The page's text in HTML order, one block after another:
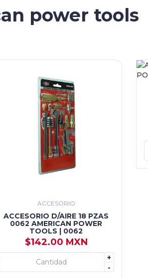
power tools
ACCESORIO
ACCESORIO D/AIRE 18 PZAS
0062 AMERICAN POWER
TOOLS | 0062
$142.00 MXN
+
-
+ AGREGAR